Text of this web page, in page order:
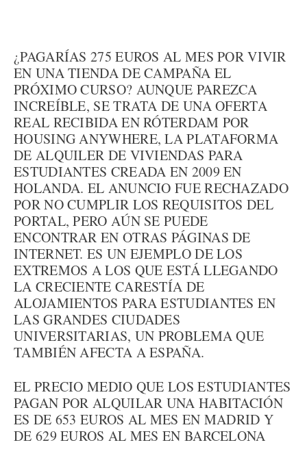
¿PAGARÍAS 275 EUROS AL MES POR VIVIR
EN UNA TIENDA DE CAMPAÑA EL
PRÓXIMO CURSO? AUNQUE PAREZCA
INCREÍBLE, SE TRATA DE UNA OFERTA
REAL RECIBIDA EN RÓTERDAM POR
HOUSING ANYWHERE, LA PLATAFORMA
DE ALQUILER DE VIVIENDAS PARA
ESTUDIANTES CREADA EN 2009 EN
HOLANDA. EL ANUNCIO FUE RECHAZADO
POR NO CUMPLIR LOS REQUISITOS DEL
PORTAL, PERO AÚN SE PUEDE
ENCONTRAR EN OTRAS PÁGINAS DE
INTERNET. ES UN EJEMPLO DE LOS
EXTREMOS A LOS QUE ESTÁ LLEGANDO
LA CRECIENTE CARESTÍA DE
ALOJAMIENTOS PARA ESTUDIANTES EN
LAS GRANDES CIUDADES
UNIVERSITARIAS, UN PROBLEMA QUE
TAMBIÉN AFECTA A ESPAÑA.
EL PRECIO MEDIO QUE LOS ESTUDIANTES
PAGAN POR ALQUILAR UNA HABITACIÓN
ES DE 653 EUROS AL MES EN MADRID Y
DE 629 EUROS AL MES EN BARCELONA